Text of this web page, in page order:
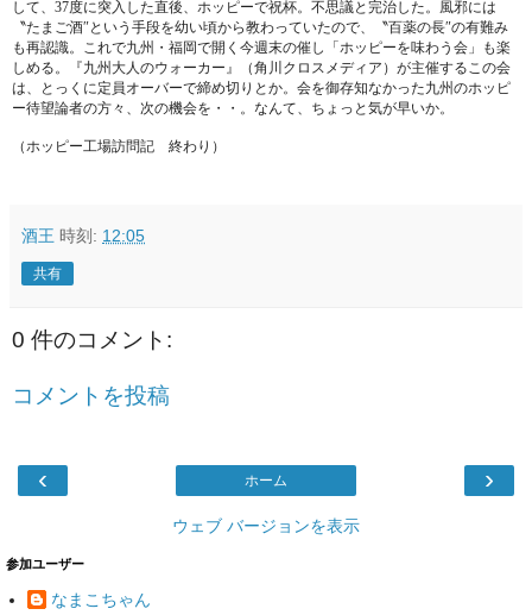
して、37度に突入した直後、ホッピーで祝杯。不思議と完治した。風邪には
〝たまご酒″という手段を幼い頃から教わっていたので、〝百薬の長″の有難み
も再認識。これで九州・福岡で開く今週末の催し「ホッピーを味わう会」も楽
しめる。『九州大人のウォーカー』（角川クロスメディア）が主催するこの会
は、とっくに定員オーバーで締め切りとか。会を御存知なかった九州のホッピ
ー待望論者の方々、次の機会を・・。なんて、ちょっと気が早いか。
（ホッピー工場訪問記 終わり）
酒王 時刻: 12:05
共有
0 件のコメント:
コメントを投稿
‹ ›
ホーム
ウェブ バージョンを表示
参加ユーザー
なまこちゃん